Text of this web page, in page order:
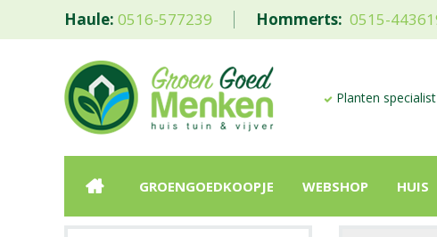
Haule: 0516-577239 Hommerts: 0515-
Planten specialist
GROENGOEDKOOPJE WEBSHOP HUIS